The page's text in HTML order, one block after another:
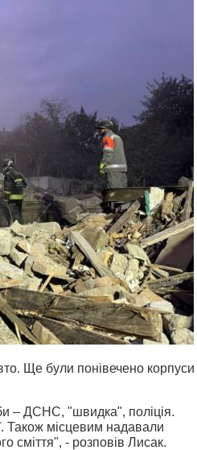
Ще були понівечено корпуси
– ДСНС, "швидка", поліція.
Також місцевим надавали
сміття", - розповів Лисак.